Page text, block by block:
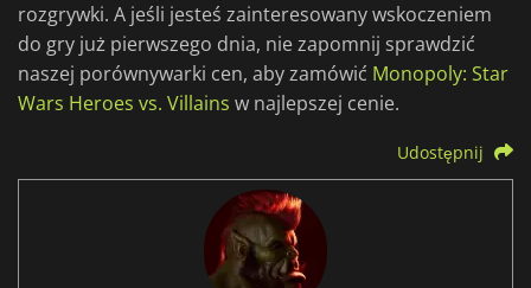
rozgrywki. A jeśli jesteś zainteresowany wskoczeniem
do gry już pierwszego dnia, nie zapomnij sprawdzić
naszej porównywarki cen, aby zamówić Monopoly: Star
Wars Heroes vs. Villains w najlepszej cenie.
Udostępnij